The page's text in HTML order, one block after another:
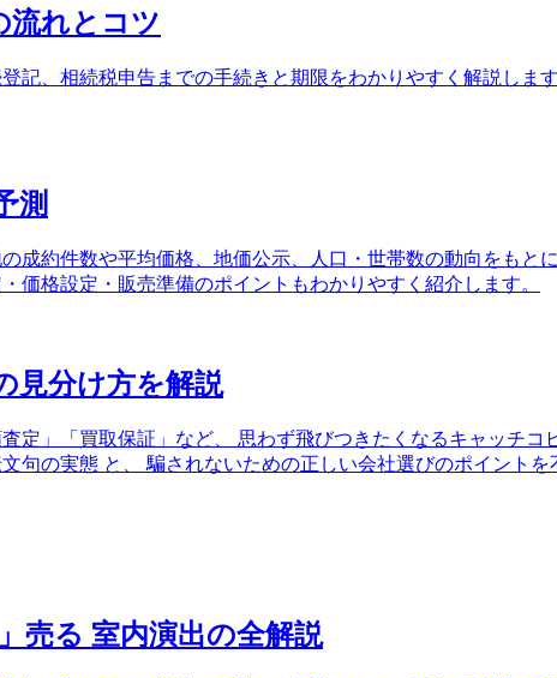
流れとコツ
、相続税申告までの手続きと期限をわかりやすく解説しま
測
成約件数や平均価格、地価公示、人口・世帯数の動向をもと
価格設定・販売準備のポイントもわかりやすく紹介します。
見分け方を解説
」「買取保証」など、 思わず飛びつきたくなるキャッチコ
の実態 と、 騙されないための正しい会社選びのポイントを
売る 室内演出の全解説